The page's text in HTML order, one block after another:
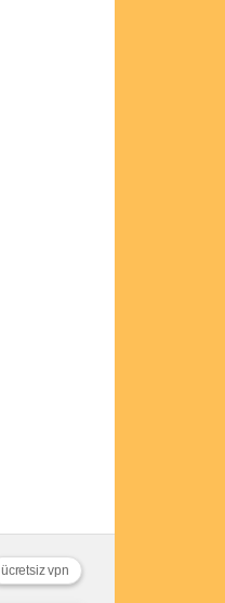
ücretsiz vpn